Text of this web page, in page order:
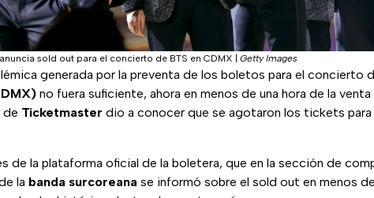
sold out para el concierto de BTS en CDMX Getty Images
generada por la preventa de los boletos para el concierto
no fuera suficiente, ahora en menos de una hora de la
de Ticketmaster dio a conocer que se agotaron los tickets para
de la plataforma oficial de la boletera, que en la sección de
la banda surcoreana se informó sobre el sold out en menos de